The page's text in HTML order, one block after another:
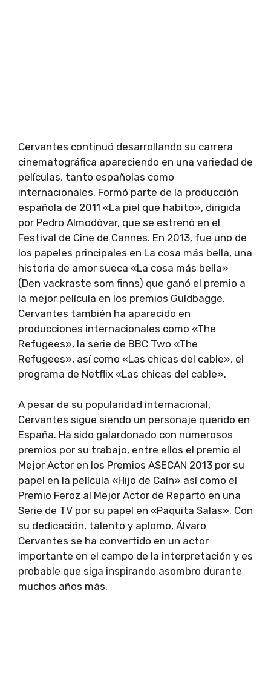
Cervantes continuó desarrollando su carrera
cinematográfica apareciendo en una variedad de
películas, tanto españolas como
internacionales. Formó parte de la producción
española de 2011 «La piel que habito», dirigida
por Pedro Almodóvar, que se estrenó en el
Festival de Cine de Cannes. En 2013, fue uno de
los papeles principales en La cosa más bella, una
historia de amor sueca «La cosa más bella»
(Den vackraste som finns) que ganó el premio a
la mejor película en los premios Guldbagge.
Cervantes también ha aparecido en
producciones internacionales como «The
Refugees», la serie de BBC Two «The
Refugees», así como «Las chicas del cable», el
programa de Netflix «Las chicas del cable».
A pesar de su popularidad internacional,
Cervantes sigue siendo un personaje querido en
España. Ha sido galardonado con numerosos
premios por su trabajo, entre ellos el premio al
Mejor Actor en los Premios ASECAN 2013 por su
papel en la película «Hijo de Caín» así como el
Premio Feroz al Mejor Actor de Reparto en una
Serie de TV por su papel en «Paquita Salas». Con
su dedicación, talento y aplomo, Álvaro
Cervantes se ha convertido en un actor
importante en el campo de la interpretación y es
probable que siga inspirando asombro durante
muchos años más.